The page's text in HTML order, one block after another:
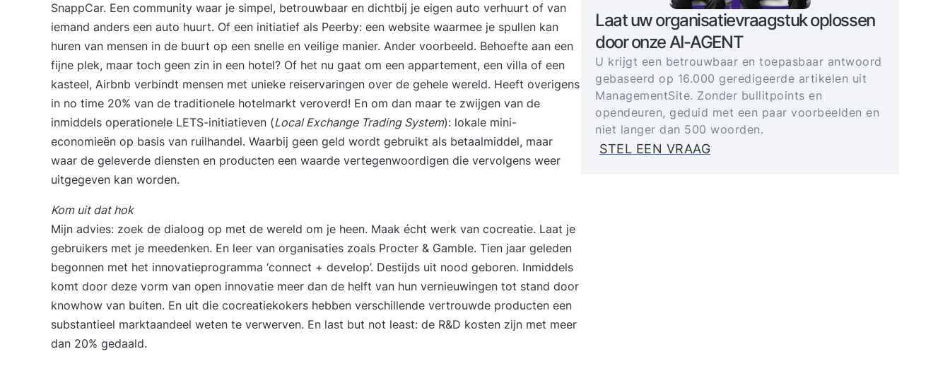
SnappCar. Een community waar je simpel, betrouwbaar en dichtbij je eigen auto verhuurt of van
iemand anders een auto huurt. Of een initiatief als Peerby: een website waarmee je spullen kan
huren van mensen in de buurt op een snelle en veilige manier. Ander voorbeeld. Behoefte aan een
fijne plek, maar toch geen zin in een hotel? Of het nu gaat om een appartement, een villa of een
kasteel, Airbnb verbindt mensen met unieke reiservaringen over de gehele wereld. Heeft overigens
in no time 20% van de traditionele hotelmarkt veroverd! En om dan maar te zwijgen van de
inmiddels operationele LETS-initiatieven (Local Exchange Trading System): lokale mini-
economieën op basis van ruilhandel. Waarbij geen geld wordt gebruikt als betaalmiddel, maar
waar de geleverde diensten en producten een waarde vertegenwoordigen die vervolgens weer
uitgegeven kan worden.
Kom uit dat hok
Mijn advies: zoek de dialoog op met de wereld om je heen. Maak écht werk van cocreatie. Laat je
gebruikers met je meedenken. En leer van organisaties zoals Procter & Gamble. Tien jaar geleden
begonnen met het innovatieprogramma ‘connect + develop’. Destijds uit nood geboren. Inmiddels
komt door deze vorm van open innovatie meer dan de helft van hun vernieuwingen tot stand door
knowhow van buiten. En uit die cocreatiekokers hebben verschillende vertrouwde producten een
substantieel marktaandeel weten te verwerven. En last but not least: de R&D kosten zijn met meer
dan 20% gedaald.
Laat uw organisatievraagstuk oplossen
door onze AI-AGENT
U krijgt een betrouwbaar en toepasbaar antwoord
gebaseerd op 16.000 geredigeerde artikelen uit
ManagementSite. Zonder bullitpoints en
opendeuren, geduid met een paar voorbeelden en
niet langer dan 500 woorden.
STEL EEN VRAAG